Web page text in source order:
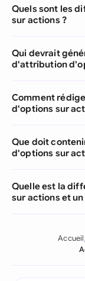
Quels sont les
sur actions ?
Qui devrait
d'attribution
Comment
d'options sur
Que doit
d'options sur
Quelle est la
sur actions et
Accueil